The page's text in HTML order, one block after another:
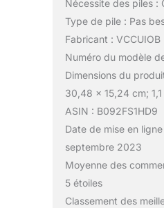
Nécessite des piles :
Type de pile : Pas
Fabricant : VCCUIOB
Numéro du modèle
Dimensions du
30,48 x 15,24 cm;
ASIN : B092FS1HD9
Date de mise en
septembre 2023
Moyenne des
5 étoiles
Classement des